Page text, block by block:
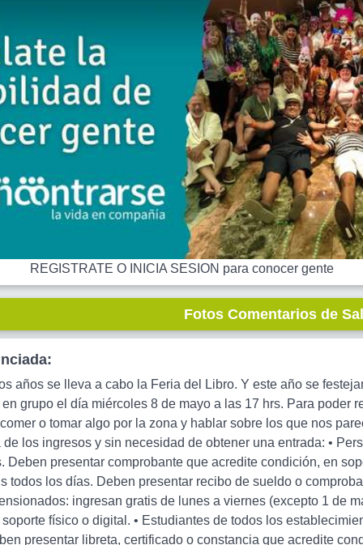
REGISTRATE O INICIA SESION para conocer gente
Fotos Comentarios de
años se lleva a cabo la Feria del Libro. Y este año se
grupo el día miércoles 8 de mayo a las 17 hrs. Para poder
o tomar algo por la zona y hablar sobre los que nos
los ingresos y sin necesidad de obtener una entrada: •
Deben presentar comprobante que acredite condición, en
todos los días. Deben presentar recibo de sueldo o
ingresan gratis de lunes a viernes (excepto 1 de
físico o digital. • Estudiantes de todos los
presentar libreta, certificado o constancia que acredite